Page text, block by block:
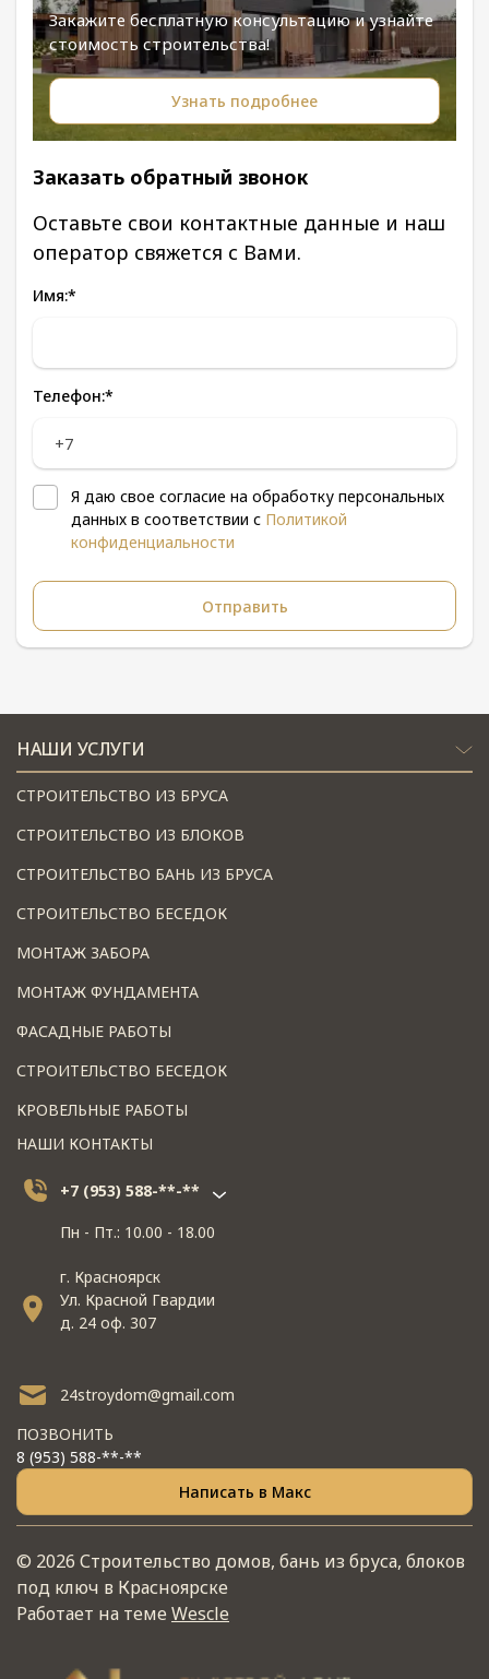
Закажите бесплатную консультацию и узнайте
стоимость строительства!
Узнать подробнее
Заказать обратный звонок
Оставьте свои контактные данные и наш
оператор свяжется с Вами.
Имя:*
Телефон:*
Я даю свое согласие на обработку персональных
данных в соответствии с Политикой
конфиденциальности
НАШИ УСЛУГИ
СТРОИТЕЛЬСТВО ИЗ БРУСА
СТРОИТЕЛЬСТВО ИЗ БЛОКОВ
СТРОИТЕЛЬСТВО БАНЬ ИЗ БРУСА
СТРОИТЕЛЬСТВО БЕСЕДОК
МОНТАЖ ЗАБОРА
МОНТАЖ ФУНДАМЕНТА
ФАСАДНЫЕ РАБОТЫ
СТРОИТЕЛЬСТВО БЕСЕДОК
КРОВЕЛЬНЫЕ РАБОТЫ
НАШИ КОНТАКТЫ
+7 (953) 588-**-**
Пн - Пт.: 10.00 - 18.00
г. Красноярск
Ул. Красной Гвардии
д. 24 оф. 307
24stroydom@gmail.com
ПОЗВОНИТЬ
8 (953) 588-**-**
Написать в Макс
© 2026 Строительство домов, бань из бруса, блоков
под ключ в Красноярске
Работает на темеWescle